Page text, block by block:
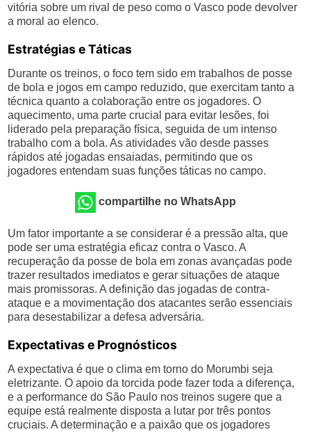
vitória sobre um rival de peso como o Vasco pode devolver
a moral ao elenco.
Estratégias e Táticas
Durante os treinos, o foco tem sido em trabalhos de posse
de bola e jogos em campo reduzido, que exercitam tanto a
técnica quanto a colaboração entre os jogadores. O
aquecimento, uma parte crucial para evitar lesões, foi
liderado pela preparação física, seguida de um intenso
trabalho com a bola. As atividades vão desde passes
rápidos até jogadas ensaiadas, permitindo que os
jogadores entendam suas funções táticas no campo.
compartilhe no WhatsApp
Um fator importante a se considerar é a pressão alta, que
pode ser uma estratégia eficaz contra o Vasco. A
recuperação da posse de bola em zonas avançadas pode
trazer resultados imediatos e gerar situações de ataque
mais promissoras. A definição das jogadas de contra-
ataque e a movimentação dos atacantes serão essenciais
para desestabilizar a defesa adversária.
Expectativas e Prognósticos
A expectativa é que o clima em torno do Morumbi seja
eletrizante. O apoio da torcida pode fazer toda a diferença,
e a performance do São Paulo nos treinos sugere que a
equipe está realmente disposta a lutar por três pontos
cruciais. A determinação e a paixão que os jogadores